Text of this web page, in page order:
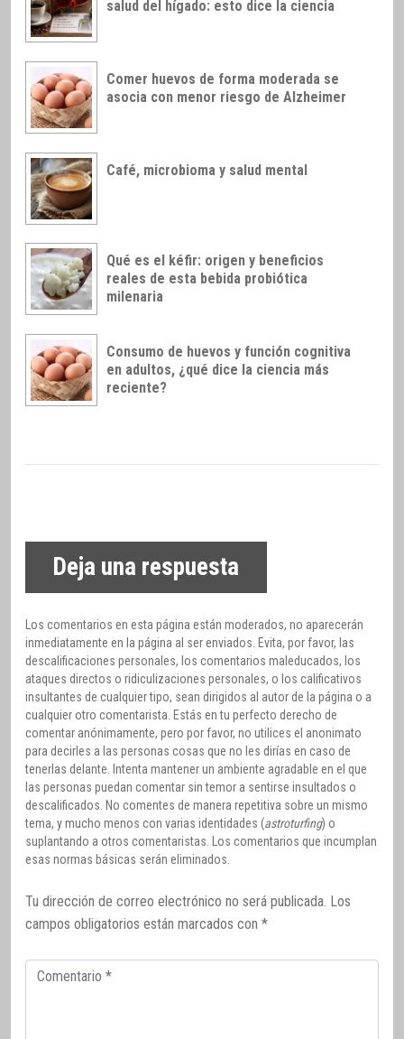
salud del hígado: esto dice la ciencia
Comer huevos de forma moderada se
asocia con menor riesgo de Alzheimer
Café, microbioma y salud mental
Qué es el kéfir: origen y beneficios
reales de esta bebida probiótica
milenaria
Consumo de huevos y función cognitiva
en adultos, ¿qué dice la ciencia más
reciente?
Deja una respuesta
Los comentarios en esta página están moderados, no aparecerán
inmediatamente en la página al ser enviados. Evita, por favor, las
descalificaciones personales, los comentarios maleducados, los
ataques directos o ridiculizaciones personales, o los calificativos
insultantes de cualquier tipo, sean dirigidos al autor de la página o a
cualquier otro comentarista. Estás en tu perfecto derecho de
comentar anónimamente, pero por favor, no utilices el anonimato
para decirles a las personas cosas que no les dirías en caso de
tenerlas delante. Intenta mantener un ambiente agradable en el que
las personas puedan comentar sin temor a sentirse insultados o
descalificados. No comentes de manera repetitiva sobre un mismo
tema, y mucho menos con varias identidades (astroturfing) o
suplantando a otros comentaristas. Los comentarios que incumplan
esas normas básicas serán eliminados.
Tu dirección de correo electrónico no será publicada. Los
campos obligatorios están marcados con *
Comentario